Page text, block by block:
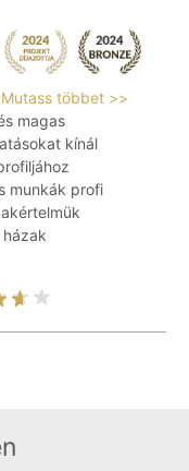
Mutass többet >>
magas
kínál
munkák profi